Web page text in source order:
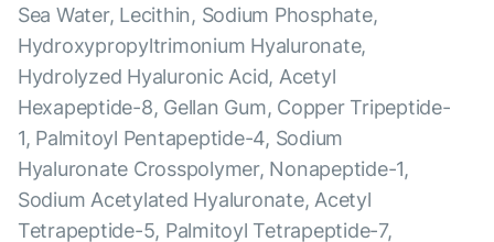
Sea Water, Lecithin, Sodium Phosphate,
Hydroxypropyltrimonium Hyaluronate,
Hydrolyzed Hyaluronic Acid, Acetyl
Hexapeptide-8, Gellan Gum, Copper Tripeptide-
1, Palmitoyl Pentapeptide-4, Sodium
Hyaluronate Crosspolymer, Nonapeptide-1,
Sodium Acetylated Hyaluronate, Acetyl
Tetrapeptide-5, Palmitoyl Tetrapeptide-7,